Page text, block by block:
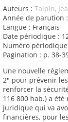
Auteurs : Talpin,
Année de parution
Langue : Français
Date périodique :
Numéro
Pagination : p. 38-
Une nouvelle
2" pour prévenir
renforcer la
116 800 hab.) a
juridique qui va
financières, pour